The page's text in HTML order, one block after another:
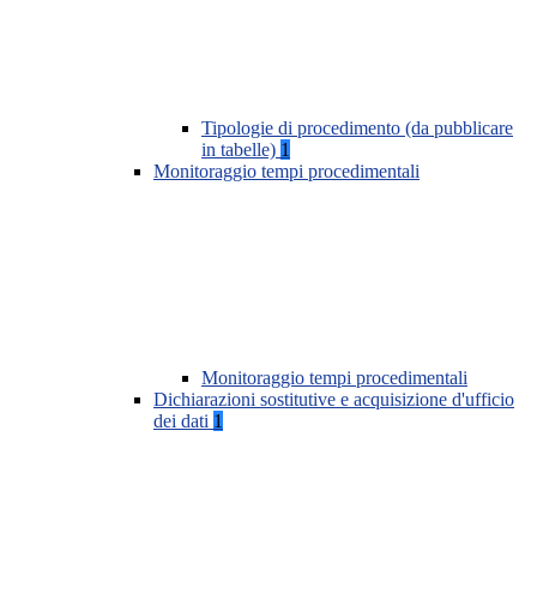
Tipologie di procedimento (da pubblicare
in tabelle) 1
Monitoraggio tempi procedimentali
Monitoraggio tempi procedimentali
Dichiarazioni sostitutive e acquisizione d'ufficio
dei dati 1